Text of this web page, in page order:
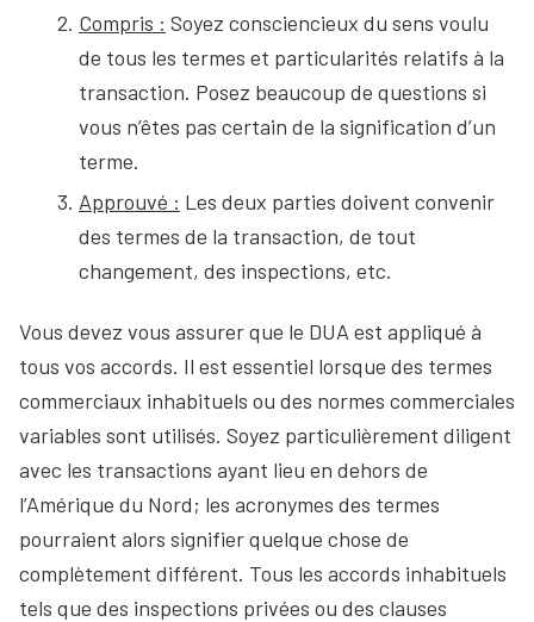
Compris : Soyez consciencieux du sens voulu
de tous les termes et particularités relatifs à la
transaction. Posez beaucoup de questions si
vous n’êtes pas certain de la signification d’un
terme.
Approuvé : Les deux parties doivent convenir
des termes de la transaction, de tout
changement, des inspections, etc.
Vous devez vous assurer que le DUA est appliqué à
tous vos accords. Il est essentiel lorsque des termes
commerciaux inhabituels ou des normes commerciales
variables sont utilisés. Soyez particulièrement diligent
avec les transactions ayant lieu en dehors de
l’Amérique du Nord; les acronymes des termes
pourraient alors signifier quelque chose de
complètement différent. Tous les accords inhabituels
tels que des inspections privées ou des clauses